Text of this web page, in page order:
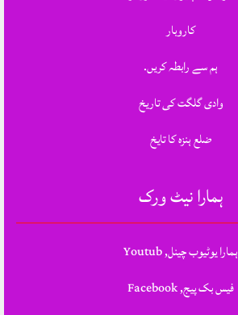
کاروبار
ہم سے رابطہ کریں.
وادی گلگت کی تاریخ
ضلع ہنزہ کا تایخ
ہمارا نیٹ ورک
ہمارا یوٹیوب چینل, Youtub
فیس بک پیج, Facebook